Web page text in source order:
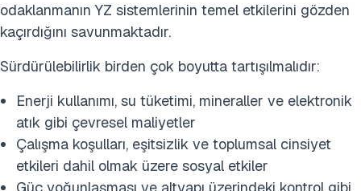
odaklanmanın YZ sistemlerinin temel etkilerini gözden
kaçırdığını savunmaktadır.
Sürdürülebilirlik birden çok boyutta tartışılmalıdır:
Enerji kullanımı, su tüketimi, mineraller ve elektronik
atık gibi çevresel maliyetler
Çalışma koşulları, eşitsizlik ve toplumsal cinsiyet
etkileri dahil olmak üzere sosyal etkiler